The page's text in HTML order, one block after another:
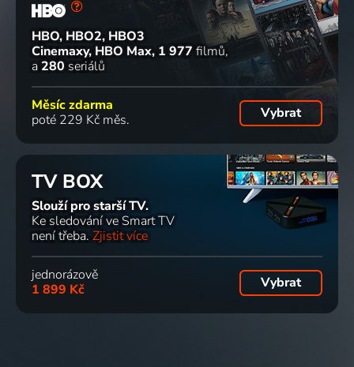
HBO, HBO2, HBO3
Cinemaxy, HBO Max 1 977 filmů
a 280 seriálů
Měsíc zdarma
poté 229 Kč měs.
Vybrat
TV BOX
Slouží pro starší TV.
Ke sledování ve Smart TV
není třeba. Zjistit více
jednorázově
1 899 Kč
Vybrat